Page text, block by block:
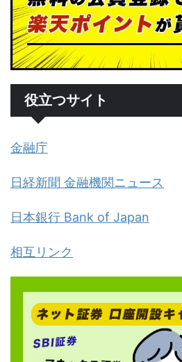
役立つサイト
金融庁
日経新聞 金融機関ニュース
日本銀行 Bank of Japan
相互リンク